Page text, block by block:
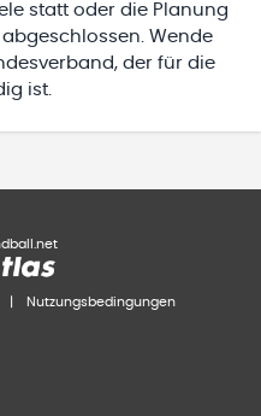
statt oder die Planung
Wende
der für die
ist.
Nutzungsbedingungen